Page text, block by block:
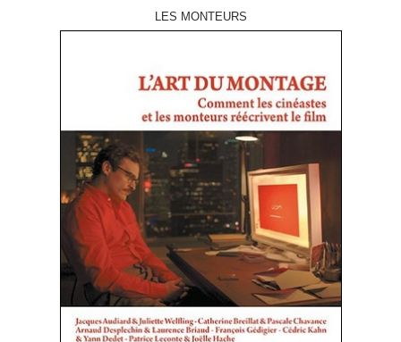
LES MONTEURS